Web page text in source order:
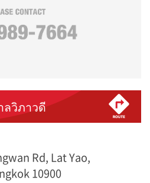
ลวิภาวดี
Rd, Lat Yao,
10900